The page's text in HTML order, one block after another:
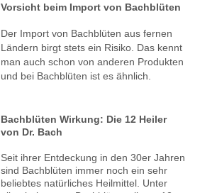
Vorsicht beim Import von Bachblüten
Der Import von Bachblüten aus fernen
Ländern birgt stets ein Risiko. Das kennt
man auch schon von anderen Produkten
und bei Bachblüten ist es ähnlich.
Bachblüten Wirkung: Die 12 Heiler
von Dr. Bach
Seit ihrer Entdeckung in den 30er Jahren
sind Bachblüten immer noch ein sehr
beliebtes natürliches Heilmittel. Unter